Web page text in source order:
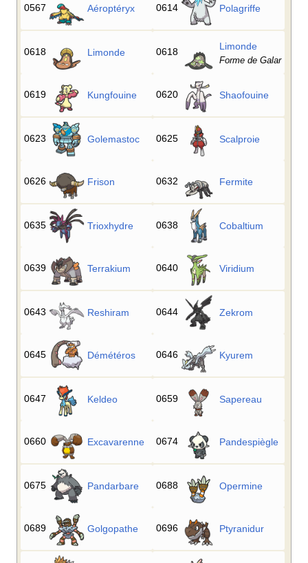
0567 Aéroptéryx 0614 Polagriffe
0618 Limonde 0618 Limonde
Forme de Galar
0619 Kungfouine 0620 Shaofouine
0623 Golemastoc 0625 Scalproie
0626 Frison 0632 Fermite
0635 Trioxhydre 0638 Cobaltium
0639 Terrakium 0640 Viridium
0643 Reshiram 0644 Zekrom
0645 Démétéros 0646 Kyurem
0647 Keldeo 0659 Sapereau
0660 Excavarenne 0674 Pandespiègle
0675 Pandarbare 0688 Opermine
0689 Golgopathe 0696 Ptyranidur